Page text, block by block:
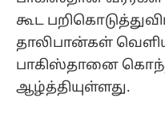
கூட
தாலிபான்கள்
பாகிஸ்தானை
ஆழ்த்தியுள்ளது.